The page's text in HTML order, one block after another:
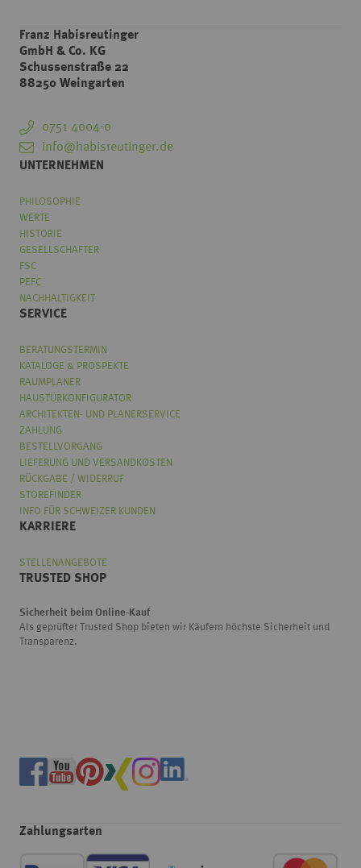
Franz Habisreutinger
GmbH & Co. KG
Schussenstraße 22
88250 Weingarten
0751 4004-0
info@habisreutinger.de
UNTERNEHMEN
PHILOSOPHIE
WERTE
HISTORIE
GESELLSCHAFTER
FSC
PEFC
NACHHALTIGKEIT
SERVICE
BERATUNGSTERMIN
KATALOGE & PROSPEKTE
RAUMPLANER
HAUSTÜRKONFIGURATOR
ARCHITEKTEN- UND PLANERSERVICE
ZAHLUNG
BESTELLVORGANG
LIEFERUNG UND VERSANDKOSTEN
RÜCKGABE / WIDERRUF
STOREFINDER
INFO FÜR SCHWEIZER KUNDEN
KARRIERE
STELLENANGEBOTE
TRUSTED SHOP
Sicherheit beim Online-Kauf
Als geprüfter Trusted Shop bieten wir Käufern höchste Sicherheit und
Transparenz.
Zahlungsarten